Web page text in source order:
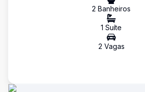
2 Banheiros
1 Suíte
2 Vagas